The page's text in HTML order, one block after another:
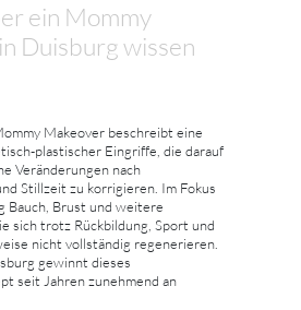
ein Mommy
Duisburg wissen
Makeover beschreibt eine
plastischer Eingriffe, die darauf
Veränderungen nach
Stillzeit zu korrigieren. Im Fokus
Bauch, Brust und weitere
sich trotz Rückbildung, Sport und
nicht vollständig regenerieren.
gewinnt dieses
seit Jahren zunehmend an